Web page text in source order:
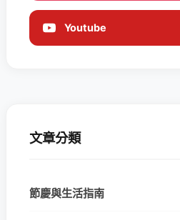
Youtube
文章分類
節慶與生活指南